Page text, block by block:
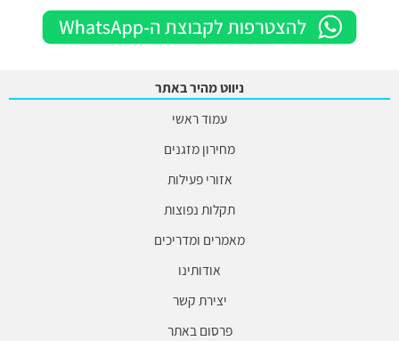
ניווט מהיר באתר
עמוד ראשי
מחירון מזגנים
אזורי פעילות
תקלות נפוצות
מאמרים ומדריכים
אודותינו
יצירת קשר
פרסום באתר